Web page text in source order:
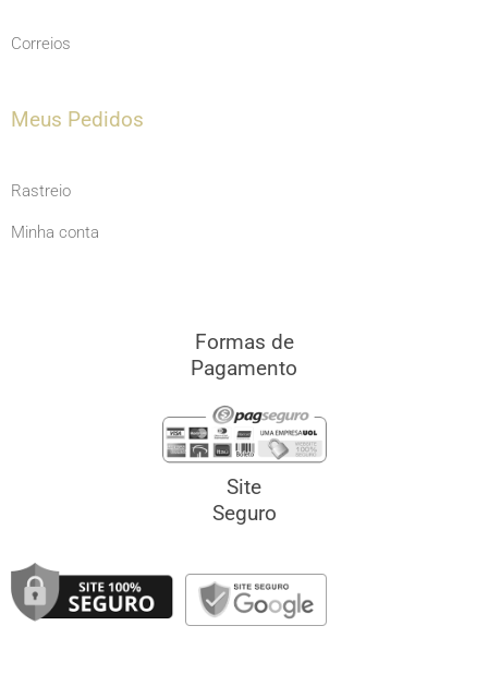
Correios
Meus Pedidos
Rastreio
Minha conta
Formas de
Pagamento
Site
Seguro